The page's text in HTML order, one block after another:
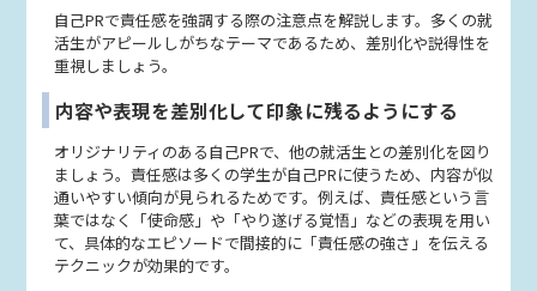
自己PRで責任感を強調する際の注意点を解説します。多くの就
活生がアピールしがちなテーマであるため、差別化や説得性を
重視しましょう。
内容や表現を差別化して印象に残るようにする
オリジナリティのある自己PRで、他の就活生との差別化を図り
ましょう。責任感は多くの学生が自己PRに使うため、内容が似
通いやすい傾向が見られるためです。例えば、責任感という言
葉ではなく「使命感」や「やり遂げる覚悟」などの表現を用い
て、具体的なエピソードで間接的に「責任感の強さ」を伝える
テクニックが効果的です。